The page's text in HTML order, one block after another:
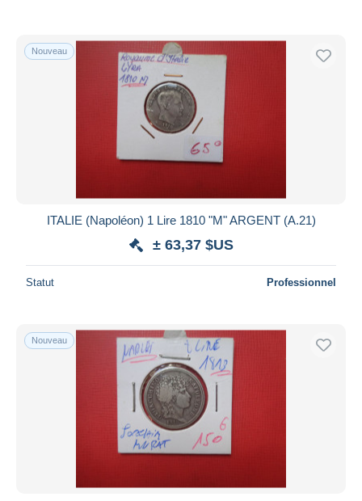
Nouveau
ITALIE (Napoléon) 1 Lire 1810 "M" ARGENT (A.21)
± 63,37 $US
Statut Professionnel
Nouveau